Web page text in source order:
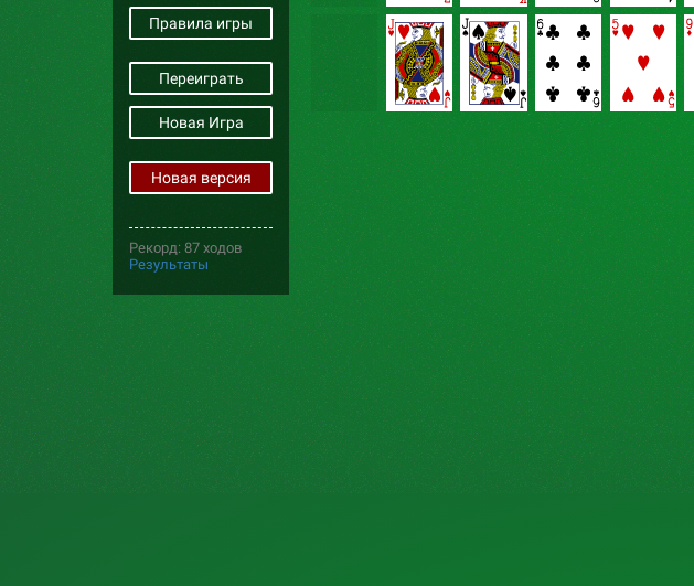
Правила игры
Переиграть
Новая Игра
Новая версия
Рекорд: 87 ходов
Результаты